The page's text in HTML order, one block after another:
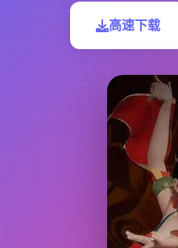
高速下载